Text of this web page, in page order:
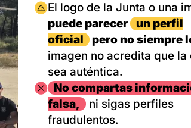
Imagen
El logo de la Junta o una
puede parecer
un perfil
oficial
pero no siempre
imagen no acredita que la
sea auténtica.
ImagenNo compartas
falsa,
ni sigas perfiles
fraudulentos.